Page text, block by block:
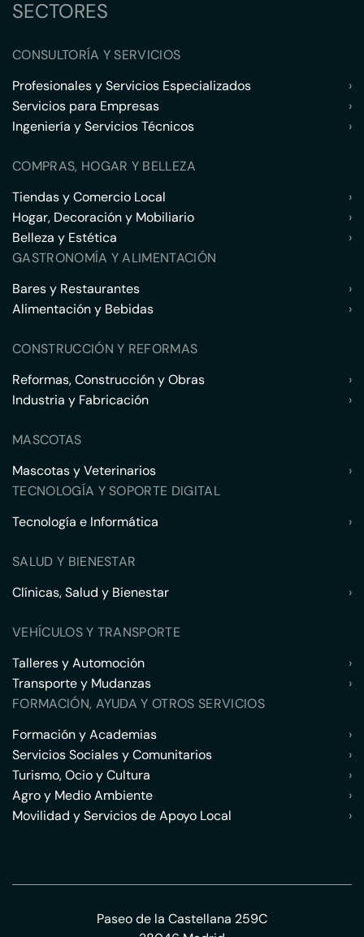
SECTORES
CONSULTORÍA Y SERVICIOS
Profesionales y Servicios Especializados
›
Servicios para Empresas
›
Ingeniería y Servicios Técnicos
›
COMPRAS, HOGAR Y BELLEZA
Tiendas y Comercio Local
›
Hogar, Decoración y Mobiliario
›
Belleza y Estética
›
GASTRONOMÍA Y ALIMENTACIÓN
Bares y Restaurantes
›
Alimentación y Bebidas
›
CONSTRUCCIÓN Y REFORMAS
Reformas, Construcción y Obras
›
Industria y Fabricación
›
MASCOTAS
Mascotas y Veterinarios
›
TECNOLOGÍA Y SOPORTE DIGITAL
Tecnología e Informática
›
SALUD Y BIENESTAR
Clínicas, Salud y Bienestar
›
VEHÍCULOS Y TRANSPORTE
Talleres y Automoción
›
Transporte y Mudanzas
›
FORMACIÓN, AYUDA Y OTROS SERVICIOS
Formación y Academias
›
Servicios Sociales y Comunitarios
›
Turismo, Ocio y Cultura
›
Agro y Medio Ambiente
›
Movilidad y Servicios de Apoyo Local
›
Paseo de la Castellana 259C